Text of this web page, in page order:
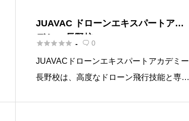
JUAVAC ドローンエキスパートアカ
デミー 長野校
 -  0
JUAVACドローンエキスパートアカデミー
長野校は、高度なドローン飛行技能と専門